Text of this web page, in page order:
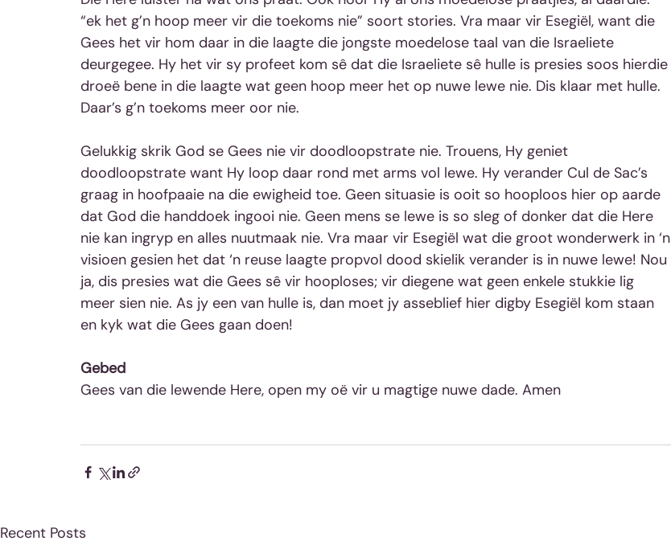
“ek het g’n hoop meer vir die toekoms nie” soort stories. Vra maar vir Esegiël, want die
Gees het vir hom daar in die laagte die jongste moedelose taal van die Israeliete
deurgegee. Hy het vir sy profeet kom sê dat die Israeliete sê hulle is presies soos hierdie
droeë bene in die laagte wat geen hoop meer het op nuwe lewe nie. Dis klaar met hulle.
Daar’s g’n toekoms meer oor nie.
Gelukkig skrik God se Gees nie vir doodloopstrate nie. Trouens, Hy geniet
doodloopstrate want Hy loop daar rond met arms vol lewe. Hy verander Cul de Sac’s
graag in hoofpaaie na die ewigheid toe. Geen situasie is ooit so hooploos hier op aarde
dat God die handdoek ingooi nie. Geen mens se lewe is so sleg of donker dat die Here
nie kan ingryp en alles nuutmaak nie. Vra maar vir Esegiël wat die groot wonderwerk in ‘n
visioen gesien het dat ‘n reuse laagte propvol dood skielik verander is in nuwe lewe! Nou
ja, dis presies wat die Gees sê vir hooploses; vir diegene wat geen enkele stukkie lig
meer sien nie. As jy een van hulle is, dan moet jy asseblief hier digby Esegiël kom staan
en kyk wat die Gees gaan doen!
Gebed
Gees van die lewende Here, open my oë vir u magtige nuwe dade. Amen
Recent Posts